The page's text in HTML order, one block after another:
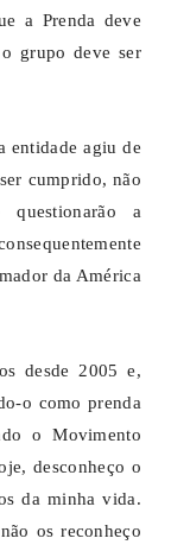
a Prenda deve
grupo deve ser
entidade agiu de
cumprido, não
a
da América
desde 2005 e,
o como prenda
o Movimento
desconheço o
da minha vida.
os reconheço